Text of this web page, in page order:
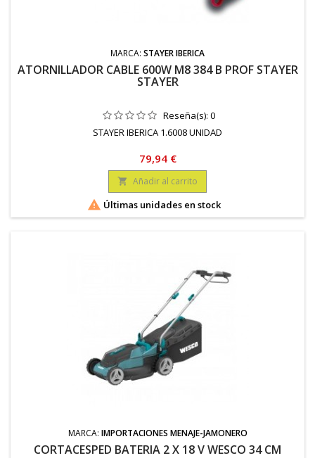
MARCA: STAYER IBERICA
ATORNILLADOR CABLE 600W M8 384 B PROF STAYER
STAYER
Reseña(s): 0
STAYER IBERICA 1.6008 UNIDAD
Precio
79,94 €
 Añadir al carrito
 Últimas unidades en stock
MARCA: IMPORTACIONES MENAJE-JAMONERO
CORTACESPED BATERIA 2 X 18 V WESCO 34 CM